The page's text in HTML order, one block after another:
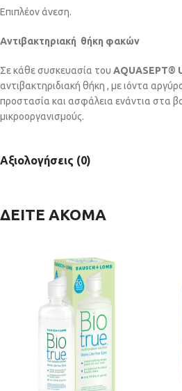
Επιπλέον άνεση.
Αντιβακτηριακή θήκη φακών
Σε κάθε συσκευασία του ΑQUASEPT®
αντιβακτηριδιακή θήκη , με ιόντα
προστασία και ασφάλεια ενάντια στα
μικροοργανισμούς.
Αξιολογήσεις (0)
ΔΕΙΤΕ ΑΚΟΜΑ